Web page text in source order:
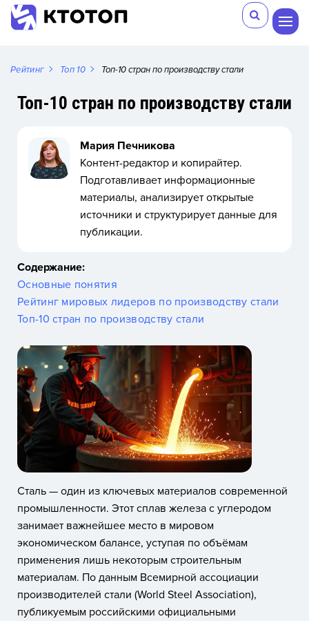
Рейтинг Топ 10 Топ-10 стран по производству стали
Топ-10 стран по производству стали
Мария Печникова
Контент-редактор и копирайтер.
Подготавливает информационные
материалы, анализирует открытые
источники и структурирует данные для
публикации.
Содержание:
Основные понятия
Рейтинг мировых лидеров по производству стали
Топ-10 стран по производству стали
Сталь — один из ключевых материалов современной
промышленности. Этот сплав железа с углеродом
занимает важнейшее место в мировом
экономическом балансе, уступая по объёмам
применения лишь некоторым строительным
материалам. По данным Всемирной ассоциации
производителей стали (World Steel Association),
публикуемым российскими официальными